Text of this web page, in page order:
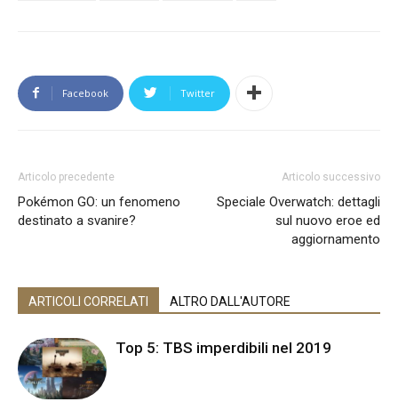
Facebook Twitter
Articolo precedente
Pokémon GO: un fenomeno
destinato a svanire?
Articolo successivo
Speciale Overwatch: dettagli
sul nuovo eroe ed
aggiornamento
ARTICOLI CORRELATI ALTRO DALL'AUTORE
Top 5: TBS imperdibili nel 2019